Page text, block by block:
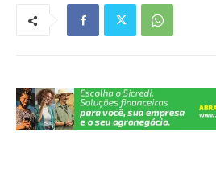
b
o
k
a
m
dI
n